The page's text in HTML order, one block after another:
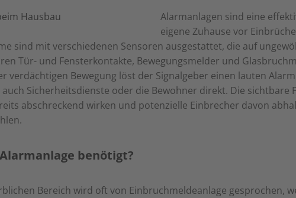
Alarmanlagen sind eine
eigene Zuhause vor
sind mit verschiedenen Sensoren ausgestattet, die auf
Tür- und Fensterkontakte, Bewegungsmelder und
verdächtigen Bewegung löst der Signalgeber einen lauten
Sicherheitsdienste oder die Bewohner direkt. Die sichtbare
abschreckend wirken und potenzielle Einbrecher davon
benötigt?
Bereich wird oft von Einbruchmeldeanlage gesprochen,